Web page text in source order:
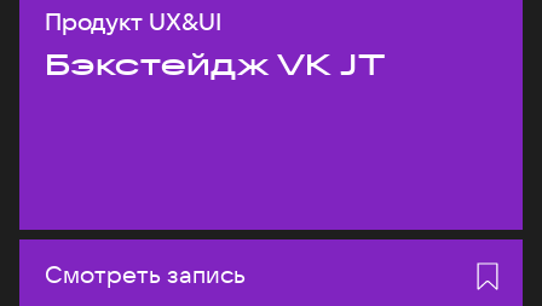
Продукт UX&UI
Бэкстейдж VK JT
Смотреть запись